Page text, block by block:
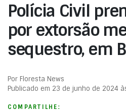
Polícia Civil
por extorsão
sequestro, em
Por Floresta News
Publicado em 23 de junho de 2024
COMPARTILHE: